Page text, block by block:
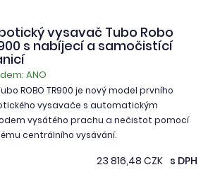
vysavač Tubo Robo
s nabíjecí a samočistící
ANO
ROBO TR900 je nový model prvního
vysavače s automatickým
vysátého prachu a nečistot pomocí
centrálního vysávání.
23 816,48 CZK s DPH